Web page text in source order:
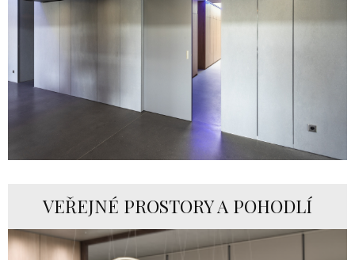
VEŘEJNÉ PROSTORY A POHODLÍ